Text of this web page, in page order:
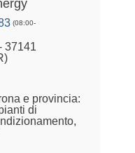
(08:00-
37141
e provincia:
di